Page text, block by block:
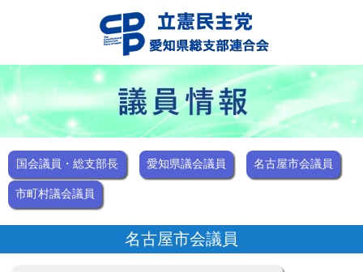
国会議員・総支部長 愛知県議会議員 名古屋市会議員
市町村議会議員
名古屋市会議員